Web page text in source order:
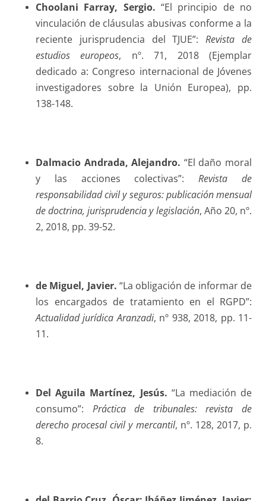
Choolani Farray, Sergio. “El principio de no
vinculación de cláusulas abusivas conforme a la
reciente jurisprudencia del TJUE”:Revista de
estudios europeos, nº. 71, 2018 (Ejemplar
dedicado a: Congreso internacional de Jóvenes
investigadores sobre la Unión Europea), pp.
138-148.
Dalmacio Andrada, Alejandro. “El daño moral
y las acciones colectivas”:Revista de
responsabilidad civil y seguros: publicación mensual
de doctrina, jurisprudencia y legislación, Año 20, nº.
2, 2018, pp. 39-52.
de Miguel, Javier. “La obligación de informar de
los encargados de tratamiento en el RGPD”:
Actualidad jurídica Aranzadi, nº 938, 2018, pp. 11-
11.
Del Aguila Martínez, Jesús. “La mediación de
consumo”: Práctica de tribunales: revista de
derecho procesal civil y mercantil, nº. 128, 2017, p.
8.